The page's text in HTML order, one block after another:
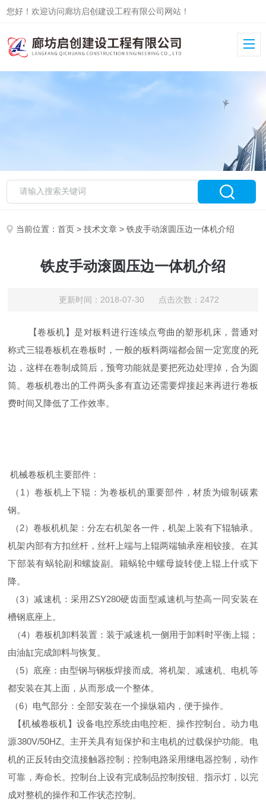
您好！欢迎访问廊坊启创建设工程有限公司网站！
当前位置：首页 >技术文章 > 铁皮手动滚圆压边一体机介绍
铁皮手动滚圆压边一体机介绍
更新时间：2018-07-30 点击次数：2472
【卷板机】是对板料进行连续点弯曲的塑形机床，普通对
称式三辊卷板机在卷板时，一般的板料两端都会留一定宽度的死
边，这样在卷制成筒后，预弯功能就是要把死边处理掉，合为圆
筒。卷板机卷出的工件两头多有直边还需要焊接起来再进行卷板
费时间又降低了工作效率。
机械卷板机主要部件：
（1）卷板机上下辊：为卷板机的重要部件，材质为锻制碳素
钢。
（2）卷板机机架：分左右机架各一件，机架上装有下辊轴承。
机架内部有方扣丝杆，丝杆上端与上辊两端轴承座相铰接。在其
下部装有蜗轮副和螺旋副。籍蜗轮中螺母旋转使上辊上什或下
降。
（3）减速机：采用ZSY280硬齿面型减速机与垫高一同安装在
槽钢底座上。
（4）卷板机卸料装置：装于减速机一侧用于卸料时平衡上辊；
由油缸完成卸料与恢复。
（5）底座：由型钢与钢板焊接而成。将机架、减速机、电机等
都安装在其上面，从而形成一个整体。
（6）电气部分：全部安装在一个操纵箱内，便于操作。
【机械卷板机】设备电控系统由电控柜、操作控制台。动力电
源380V/50HZ。主开关具有短保护和主电机的过载保护功能。电
机的正反转由交流接触器控制；控制电路采用继电器控制，动作
可靠，寿命长。控制台上设有完成制品控制按钮、指示灯，以完
成对整机的操作和工作状态控制。